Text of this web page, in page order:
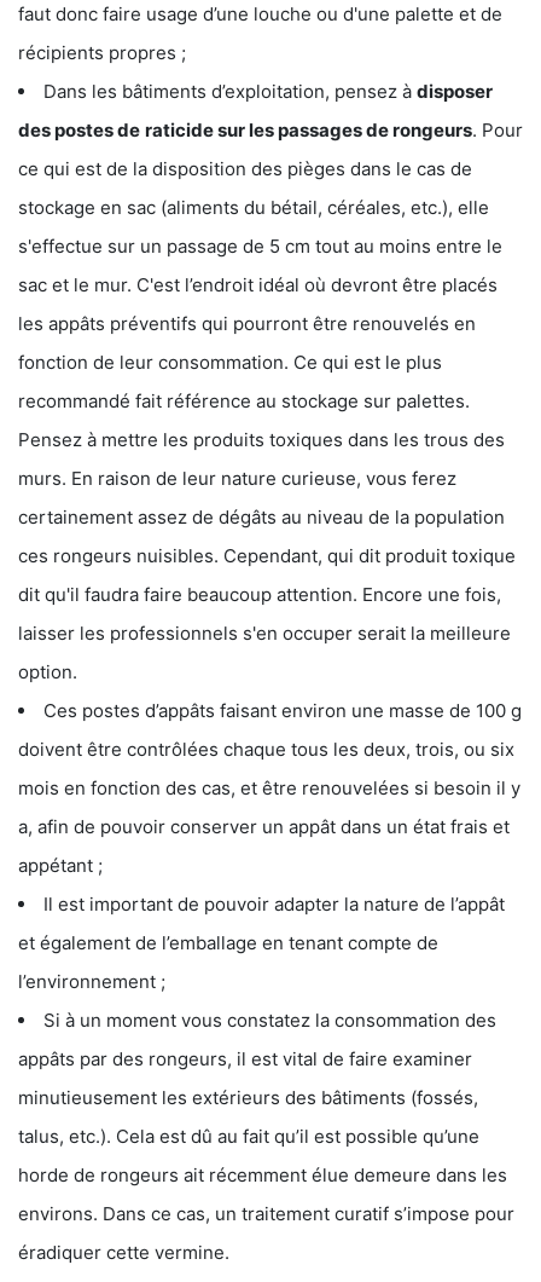
faut donc faire usage d’une louche ou d'une palette et de
récipients propres ;
Dans les bâtiments d’exploitation, pensez à disposer
des postes de raticide sur les passages de rongeurs. Pour
ce qui est de la disposition des pièges dans le cas de
stockage en sac (aliments du bétail, céréales, etc.), elle
s'effectue sur un passage de 5 cm tout au moins entre le
sac et le mur. C'est l’endroit idéal où devront être placés
les appâts préventifs qui pourront être renouvelés en
fonction de leur consommation. Ce qui est le plus
recommandé fait référence au stockage sur palettes.
Pensez à mettre les produits toxiques dans les trous des
murs. En raison de leur nature curieuse, vous ferez
certainement assez de dégâts au niveau de la population
ces rongeurs nuisibles. Cependant, qui dit produit toxique
dit qu'il faudra faire beaucoup attention. Encore une fois,
laisser les professionnels s'en occuper serait la meilleure
option.
Ces postes d’appâts faisant environ une masse de 100 g
doivent être contrôlées chaque tous les deux, trois, ou six
mois en fonction des cas, et être renouvelées si besoin il y
a, afin de pouvoir conserver un appât dans un état frais et
appétant ;
Il est important de pouvoir adapter la nature de l’appât
et également de l’emballage en tenant compte de
l’environnement ;
Si à un moment vous constatez la consommation des
appâts par des rongeurs, il est vital de faire examiner
minutieusement les extérieurs des bâtiments (fossés,
talus, etc.). Cela est dû au fait qu’il est possible qu’une
horde de rongeurs ait récemment élue demeure dans les
environs. Dans ce cas, un traitement curatif s’impose pour
éradiquer cette vermine.